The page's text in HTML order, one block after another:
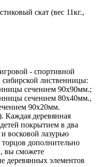
скат (вес 11кг.,
- спортивной
сибирской лиственницы:
сечением 90х90мм.;
сечением 80х40мм.,
90х20мм.
Каждая деревянная
покрытием в два
восковой лазурью
дополнительно
вы сможете
деревянных элементов